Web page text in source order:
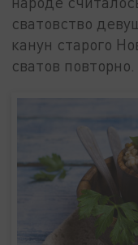
сватовство
канун старого
сватов повторно.